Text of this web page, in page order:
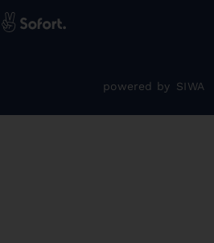
powered by SIWA